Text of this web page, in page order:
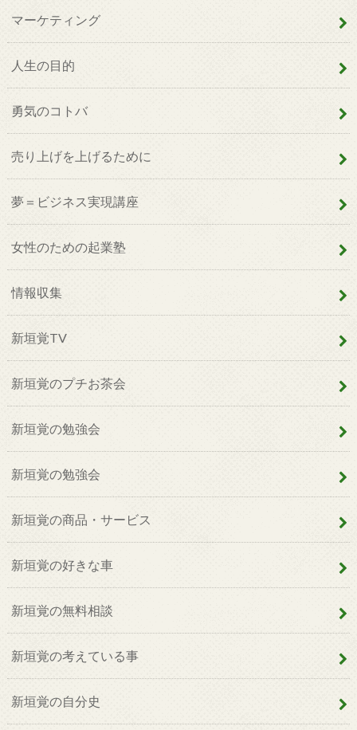
マーケティング
人生の目的
勇気のコトバ
売り上げを上げるために
夢＝ビジネス実現講座
女性のための起業塾
情報収集
新垣覚TV
新垣覚のプチお茶会
新垣覚の勉強会
新垣覚の勉強会
新垣覚の商品・サービス
新垣覚の好きな車
新垣覚の無料相談
新垣覚の考えている事
新垣覚の自分史